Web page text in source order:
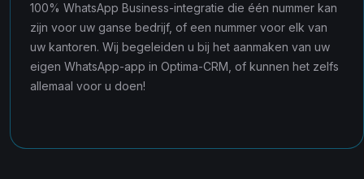
100% WhatsApp Business-integratie die één nummer kan
zijn voor uw ganse bedrijf, of een nummer voor elk van
uw kantoren. Wij begeleiden u bij het aanmaken van uw
eigen WhatsApp-app in Optima-CRM, of kunnen het zelfs
allemaal voor u doen!